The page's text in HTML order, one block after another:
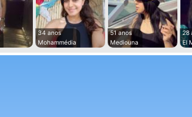
34 anos
Mohammédia
51 anos
Mediouna
28
El